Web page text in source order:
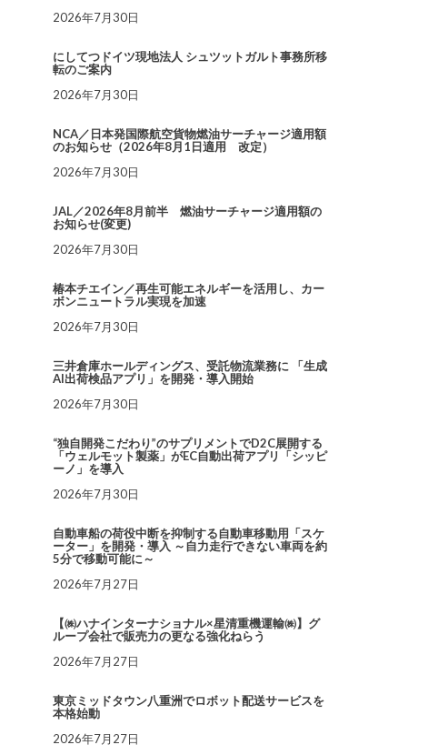
2026年7月30日
にしてつドイツ現地法人 シュツットガルト事務所移
転のご案内
2026年7月30日
NCA／日本発国際航空貨物燃油サーチャージ適用額
のお知らせ（2026年8月1日適用 改定）
2026年7月30日
JAL／2026年8月前半 燃油サーチャージ適用額の
お知らせ(変更)
2026年7月30日
椿本チエイン／再生可能エネルギーを活用し、カー
ボンニュートラル実現を加速
2026年7月30日
三井倉庫ホールディングス、受託物流業務に 「生成
AI出荷検品アプリ」を開発・導入開始
2026年7月30日
“独自開発こだわり”のサプリメントでD2C展開する
「ウェルモット製薬」がEC自動出荷アプリ「シッピ
ーノ」を導入
2026年7月30日
自動車船の荷役中断を抑制する自動車移動用「スケ
ーター」を開発・導入 ～自力走行できない車両を約
5分で移動可能に～
2026年7月27日
【㈱ハナインターナショナル×星清重機運輸㈱】グ
ループ会社で販売力の更なる強化ねらう
2026年7月27日
東京ミッドタウン八重洲でロボット配送サービスを
本格始動
2026年7月27日